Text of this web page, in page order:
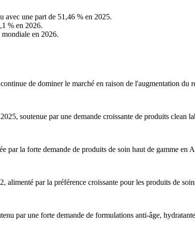
avec une part de 51,46 % en 2025.
% en 2026.
en 2026.
de dominer le marché en raison de l'augmentation du
soutenue par une demande croissante de produits clean
par la forte demande de produits de soin haut de gamme en
par la préférence croissante pour les produits de
par une forte demande de formulations anti-âge,